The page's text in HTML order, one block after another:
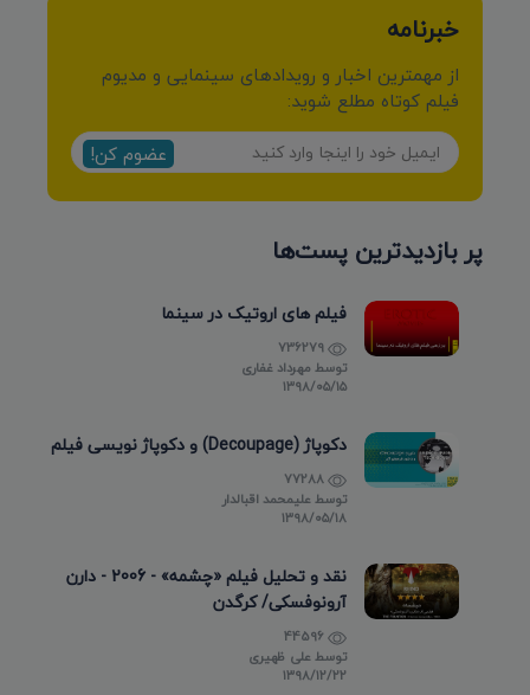
خبرنامه
از مهمترین اخبار و رویدادهای سینمایی و مدیوم
فیلم کوتاه مطلع شوید:
عضوم کن!
پر بازدیدترین پست‌ها
فیلم های اروتیک در سینما
توسط مهرداد غفاری
۱۳۹۸/۰۵/۱۵
دکوپاژ (Decoupage) و دکوپاژ نویسی فیلم
توسطعلیمحمد اقبالدار
۱۳۹۸/۰۵/۱۸
نقد و تحلیل فیلم «چشمه» - 2006 - دارن
آرونوفسکی/ کرگدن
توسطعلی ظهیری
۱۳۹۸/۱۲/۲۲